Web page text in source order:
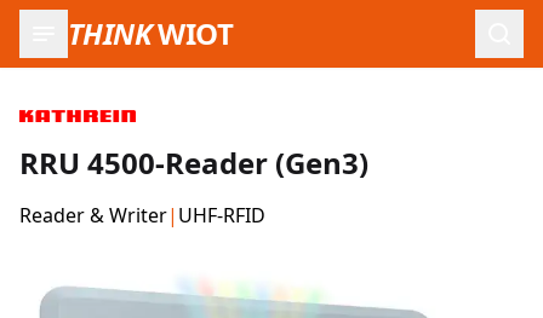
THINKWIOT
RRU 4500-Reader (Gen3)
Reader & Writer| UHF-RFID